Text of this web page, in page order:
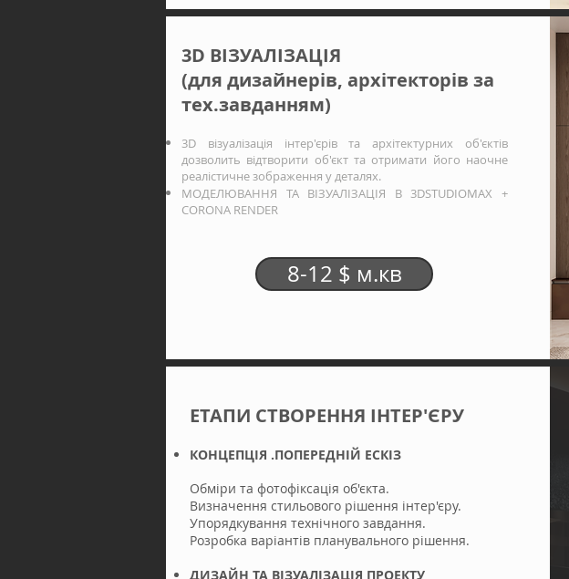
3D ВІЗУАЛІЗАЦІЯ
(для дизайнерів, архітекторів за
тех.завданням)
3D візуалізація інтер'єрів та архітектурних об'єктів
дозволить відтворити об'єкт та отримати його наочне
реалістичне зображення у деталях.
МОДЕЛЮВАННЯ ТА ВІЗУАЛІЗАЦІЯ В 3DSTUDIOMAX +
CORONA RENDER
8-12 $ м.кв
ЕТАПИ СТВОРЕННЯ ІНТЕР'ЄРУ
КОНЦЕПЦІЯ .ПОПЕРЕДНІЙ ЕСКІЗ
Обміри та фотофіксація об'єкта.
Визначення стильового рішення інтер'єру.
Упорядкування технічного завдання.
Розробка варіантів планувального рішення.
ДИЗАЙН ТА ВІЗУАЛІЗАЦІЯ ПРОЕКТУ